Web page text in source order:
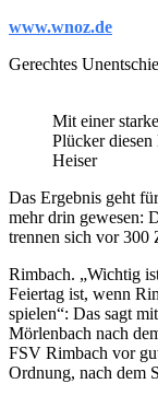
www.wnoz.de
Gerechtes
Mit einer
Plücker
Heiser
Das Ergebnis geht
mehr drin gewesen:
trennen sich vor 300
Rimbach. „Wichtig
Feiertag ist, wenn
spielen“: Das sagt
Mörlenbach nach
FSV Rimbach vor
Ordnung, nach dem